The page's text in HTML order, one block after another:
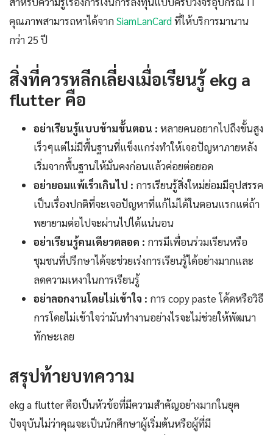
คุณภาพสามารถหาได้จากSiamLanCardที่ให้บริการมานาน
กว่า 25 ปี
สิ่งที่ควรหลีกเลี่ยงเมื่อเรียนรู้ ekg a
flutter คือ
อย่าเรียนรู้แบบข้ามขั้นตอน : หลายคนอยากไปถึงขั้นสูง
เร็วๆแต่ไม่มีพื้นฐานที่แข็งแกร่งทำให้เจอปัญหาภายหลัง
เริ่มจากพื้นฐานให้มั่นคงก่อนแล้วค่อยต่อยอด
อย่ายอมแพ้เร็วเกินไป : การเรียนรู้สิ่งใหม่ย่อมมีอุปสรรค
เป็นเรื่องปกติที่จะเจอปัญหาที่แก้ไม่ได้ในตอนแรกแต่ถ้า
พยายามต่อไปจะผ่านไปได้แน่นอน
อย่าเรียนรู้คนเดียวตลอด : การมีเพื่อนร่วมเรียนหรือ
ชุมชนที่ปรึกษาได้จะช่วยเร่งการเรียนรู้ได้อย่างมากและ
ลดความเหงาในการเรียนรู้
อย่าลอกงานโดยไม่เข้าใจ : การ copy paste โค้ดหรือวิธี
การโดยไม่เข้าใจว่ามันทำงานอย่างไรจะไม่ช่วยให้พัฒนา
ทักษะเลย
สรุปท้ายบทความ
ekg a flutter คือเป็นหัวข้อที่มีความสำคัญอย่างมากในยุค
ปัจจุบันไม่ว่าคุณจะเป็นนักศึกษาผู้เริ่มต้นหรือผู้ที่มี